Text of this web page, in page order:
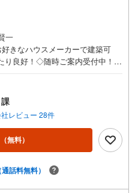
一
きなハウスメーカーで建築可
良好！◇随時ご案内受付中！◆
42周年を迎えることができま
!!☆当日のご見学も対応可能で
徒歩1分！☆ご予約は『朝日土
土地建物グループは地域密着を
地域No.1を目指しております。広
数ございます。色々廻ったけど
etc.まずは何でもお気軽にご相
レビュー 28件
（無料）
通話料無料）